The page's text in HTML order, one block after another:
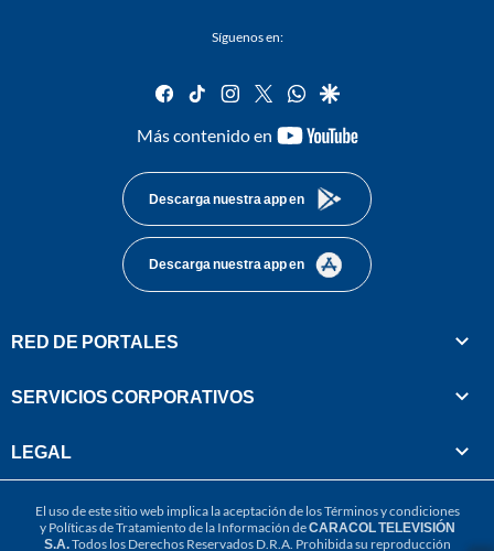
Síguenos en:
facebook
tiktok instagram
twitterwhatsapp
google
Más contenido en
youtube-
Descarga nuestra app en
Descarga nuestra app en
RED DE PORTALES
SERVICIOS CORPORATIVOS
LEGAL
El uso de este sitio web implica la aceptación de losTérminos y condiciones
y Políticas de Tratamiento de la Información deCARACOL TELEVISIÓN
S.A.Todos los Derechos Reservados D.R.A. Prohibida su reproducción